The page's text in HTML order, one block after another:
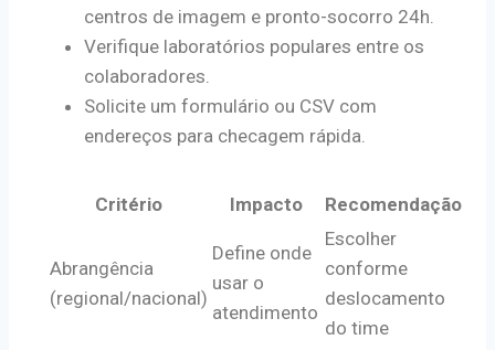
centros de imagem e pronto-socorro 24h.
Verifique laboratórios populares entre os
colaboradores.
Solicite um formulário ou CSV com
endereços para checagem rápida.
Critério Impacto Recomendação
Abrangência
(regional/nacional)
Define onde
usar o
atendimento
Escolher
conforme
deslocamento
do time